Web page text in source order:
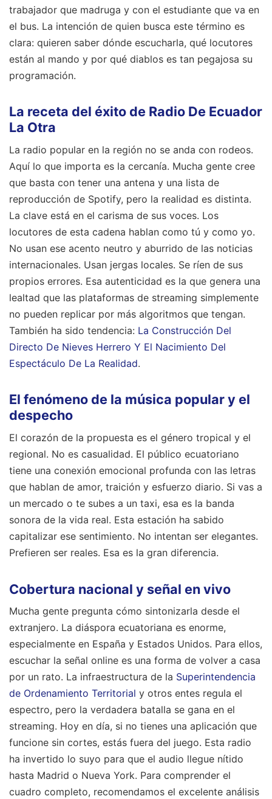
trabajador que madruga y con el estudiante que va en
el bus. La intención de quien busca este término es
clara: quieren saber dónde escucharla, qué locutores
están al mando y por qué diablos es tan pegajosa su
programación.
La receta del éxito de Radio De Ecuador
La Otra
La radio popular en la región no se anda con rodeos.
Aquí lo que importa es la cercanía. Mucha gente cree
que basta con tener una antena y una lista de
reproducción de Spotify, pero la realidad es distinta.
La clave está en el carisma de sus voces. Los
locutores de esta cadena hablan como tú y como yo.
No usan ese acento neutro y aburrido de las noticias
internacionales. Usan jergas locales. Se ríen de sus
propios errores. Esa autenticidad es la que genera una
lealtad que las plataformas de streaming simplemente
no pueden replicar por más algoritmos que tengan.
También ha sido tendencia: La Construcción Del
Directo De Nieves Herrero Y El Nacimiento Del
Espectáculo De La Realidad.
El fenómeno de la música popular y el
despecho
El corazón de la propuesta es el género tropical y el
regional. No es casualidad. El público ecuatoriano
tiene una conexión emocional profunda con las letras
que hablan de amor, traición y esfuerzo diario. Si vas a
un mercado o te subes a un taxi, esa es la banda
sonora de la vida real. Esta estación ha sabido
capitalizar ese sentimiento. No intentan ser elegantes.
Prefieren ser reales. Esa es la gran diferencia.
Cobertura nacional y señal en vivo
Mucha gente pregunta cómo sintonizarla desde el
extranjero. La diáspora ecuatoriana es enorme,
especialmente en España y Estados Unidos. Para ellos,
escuchar la señal online es una forma de volver a casa
por un rato. La infraestructura de la Superintendencia
de Ordenamiento Territorial y otros entes regula el
espectro, pero la verdadera batalla se gana en el
streaming. Hoy en día, si no tienes una aplicación que
funcione sin cortes, estás fuera del juego. Esta radio
ha invertido lo suyo para que el audio llegue nítido
hasta Madrid o Nueva York. Para comprender el
cuadro completo, recomendamos el excelente análisis